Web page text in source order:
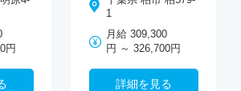
円
1
月給 309,300
円 ～ 326,700円
詳細を見る